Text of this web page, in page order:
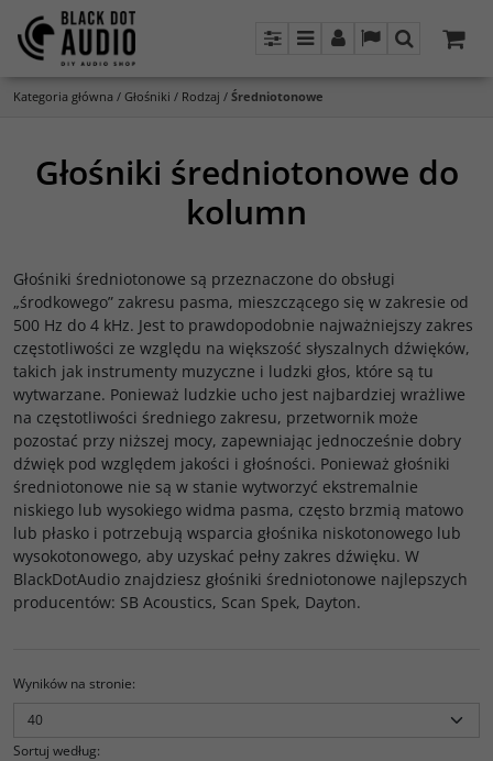
PanelMenuPanel LangSzukaj
Kategoria główna / Głośniki / Rodzaj / Średniotonowe
Głośniki średniotonowe do
kolumn
Głośniki średniotonowe są przeznaczone do obsługi
„środkowego” zakresu pasma, mieszczącego się w zakresie od
500 Hz do 4 kHz. Jest to prawdopodobnie najważniejszy zakres
częstotliwości ze względu na większość słyszalnych dźwięków,
takich jak instrumenty muzyczne i ludzki głos, które są tu
wytwarzane. Ponieważ ludzkie ucho jest najbardziej wrażliwe
na częstotliwości średniego zakresu, przetwornik może
pozostać przy niższej mocy, zapewniając jednocześnie dobry
dźwięk pod względem jakości i głośności. Ponieważ głośniki
średniotonowe nie są w stanie wytworzyć ekstremalnie
niskiego lub wysokiego widma pasma, często brzmią matowo
lub płasko i potrzebują wsparcia głośnika niskotonowego lub
wysokotonowego, aby uzyskać pełny zakres dźwięku. W
BlackDotAudio znajdziesz głośniki średniotonowe najlepszych
producentów: SB Acoustics, Scan Spek, Dayton.
Wyników na stronie:
Sortuj według: